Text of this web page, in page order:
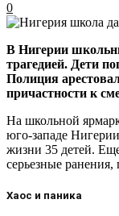
0
В Нигерии
трагедией. Дети
Полиция
причастности к
На школьной
юго-западе
жизни 35 детей.
серьезные
Хаос и паника